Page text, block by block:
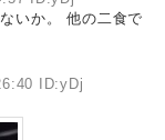
いか。 他の二食で
ID:yDj